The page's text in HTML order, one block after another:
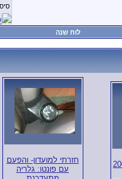
חפש
2001